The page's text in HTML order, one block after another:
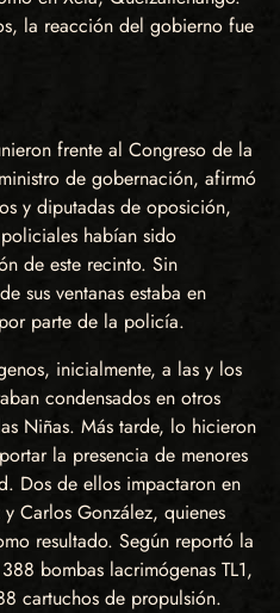
la reacción del gobierno fue
frente al Congreso de la
de gobernación, afirmó
y diputadas de oposición,
habían sido
de este recinto. Sin
sus ventanas estaba en
parte de la policía.
inicialmente, a las y los
condensados en otros
Niñas. Más tarde, lo hicieron
la presencia de menores
Dos de ellos impactaron en
Carlos González, quienes
resultado. Según reportó la
bombas lacrimógenas TL1,
cartuchos de propulsión.